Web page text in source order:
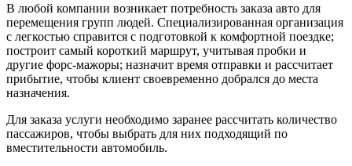
В любой компании возникает потребность заказа авто для
перемещения групп людей. Специализированная организация
с легкостью справится с подготовкой к комфортной поездке;
построит самый короткий маршрут, учитывая пробки и
другие форс-мажоры; назначит время отправки и рассчитает
прибытие, чтобы клиент своевременно добрался до места
назначения.
Для заказа услуги необходимо заранее рассчитать количество
пассажиров, чтобы выбрать для них подходящий по
вместительности автомобиль.